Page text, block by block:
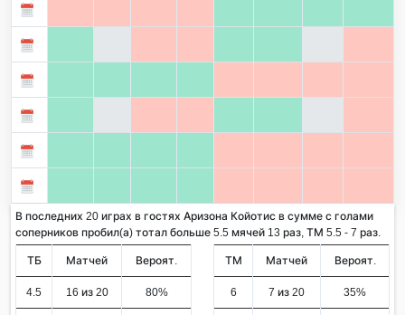
В последних 20 играх в гостях Аризона Койотис в сумме с голами
соперников пробил(а) тотал больше 5.5 мячей 13 раз, ТМ 5.5 - 7 раз.
ТБ Матчей Вероят.
4.5 16 из 20 80%
ТМ Матчей Вероят.
6 7 из 20 35%